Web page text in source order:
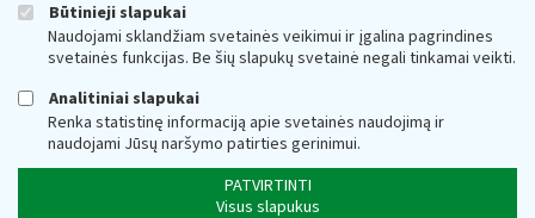
Būtinieji slapukai
Naudojami sklandžiam svetainės veikimui ir įgalina pagrindines
svetainės funkcijas. Be šių slapukų svetainė negali tinkamai veikti.
Analitiniai slapukai
Renka statistinę informaciją apie svetainės naudojimą ir
naudojami Jūsų naršymo patirties gerinimui.
PATVIRTINTI
Visus slapukus